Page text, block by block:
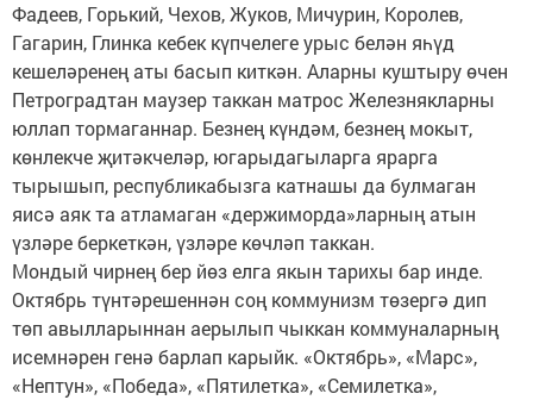
Фадеев, Горький, Чехов, Жуков, Мичурин, Королев,
Гагарин, Глинка кебек күпчелеге урыс белән яһүд
кешеләренең аты басып киткән. Аларны куштыру өчен
Петроградтан маузер таккан матрос Железнякларны
юллап тормаганнар. Безнең күндәм, безнең мокыт,
көнлекче җитәкчеләр, югарыдагыларга ярарга
тырышып, республикабызга катнашы да булмаган
яисә аяк та атламаган «держиморда»ларның атын
үзләре беркеткән, үзләре көчләп таккан.
Мондый чирнең бер йөз елга якын тарихы бар инде.
Октябрь түнтәрешеннән соң коммунизм төзергә дип
төп авылларыннан аерылып чыккан коммуналарның
исемнәрен генә барлап карыйк. «Октябрь», «Марс»,
«Нептун», «Победа», «Пятилетка», «Семилетка»,